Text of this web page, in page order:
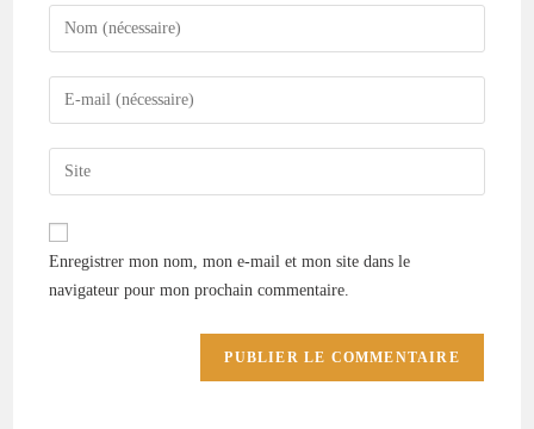
Enregistrer mon nom, mon e-mail et mon site dans le
navigateur pour mon prochain commentaire.